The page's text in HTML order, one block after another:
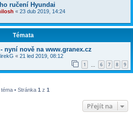
ručení Hyundai
« 23 dub 2019, 14:24
Témata
nyní nově na www.granex.cz
« 21 led 2019, 08:12
1 6 7 8 9
téma • Stránka 1 z 1
Přejít na